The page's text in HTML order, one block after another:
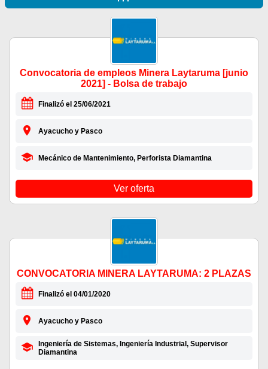
Convocatoria de empleos Minera Laytaruma [junio
2021] - Bolsa de trabajo
Finalizó el 25/06/2021
Ayacucho y Pasco
Mecánico de Mantenimiento, Perforista Diamantina
Ver oferta
CONVOCATORIA MINERA LAYTARUMA: 2 PLAZAS
Finalizó el 04/01/2020
Ayacucho y Pasco
Ingeniería de Sistemas, Ingeniería Industrial, Supervisor
Diamantina